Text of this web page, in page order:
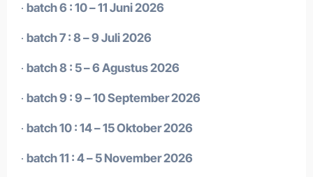
· batch 6 : 10 – 11 Juni 2026
· batch 7 : 8 – 9 Juli 2026
· batch 8 : 5 – 6 Agustus 2026
· batch 9 : 9 – 10 September 2026
· batch 10 : 14 – 15 Oktober 2026
· batch 11 : 4 – 5 November 2026